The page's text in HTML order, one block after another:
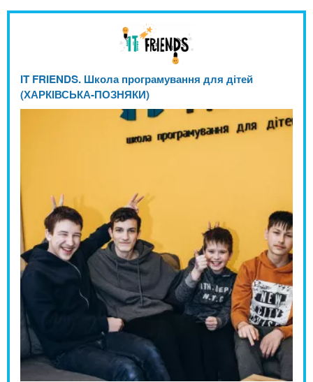
IT FRIENDS. Школа програмування для дітей
(ХАРКІВСЬКА-ПОЗНЯКИ)